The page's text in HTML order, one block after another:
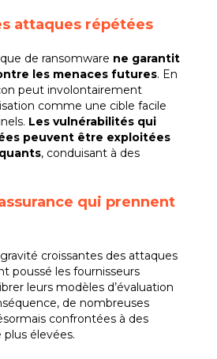
attaques répétées
de ransomware ne garantit
les menaces futures. En
peut involontairement
comme une cible facile
Les vulnérabilités qui
peuvent être exploitées
, conduisant à des
qui prennent
croissantes des attaques
poussé les fournisseurs
leurs modèles d’évaluation
de nombreuses
confrontées à des
plus élevées.